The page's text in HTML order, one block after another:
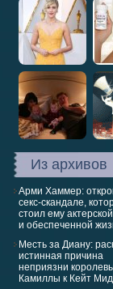
Из архивов
Арми Хаммер:
секс-скандале,
стоил ему
и обеспеченной
Месть за Диану:
истинная причина
неприязни
Камиллы к Кейт